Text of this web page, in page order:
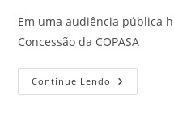
Em uma audiência pública
Concessão da COPASA
Continue Lendo